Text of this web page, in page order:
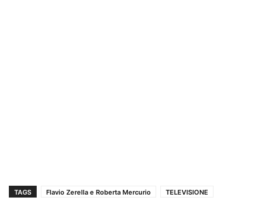
TAGS Flavio Zerella e Roberta Mercurio TELEVISIONE